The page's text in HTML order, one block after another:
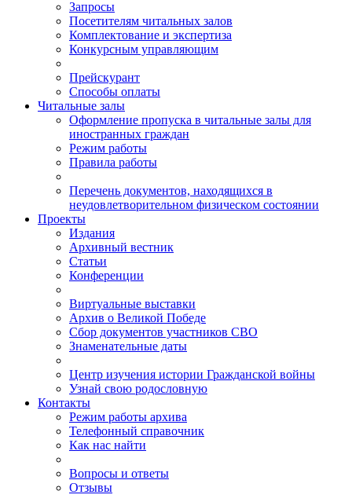
Запросы
Посетителям читальных залов
Комплектование и экспертиза
Конкурсным управляющим
Прейскурант
Способы оплаты
Читальные залы
Оформление пропуска в читальные залы для
иностранных граждан
Режим работы
Правила работы
Перечень документов, находящихся в
неудовлетворительном физическом состоянии
Проекты
Издания
Архивный вестник
Статьи
Конференции
Виртуальные выставки
Архив о Великой Победе
Сбор документов участников СВО
Знаменательные даты
Центр изучения истории Гражданской войны
Узнай свою родословную
Контакты
Режим работы архива
Телефонный справочник
Как нас найти
Вопросы и ответы
Отзывы